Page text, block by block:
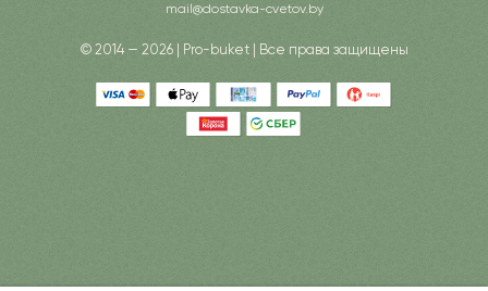
mail@dostavka-cvetov.by
© 2014 — 2026 | Pro-buket | Все права защищены